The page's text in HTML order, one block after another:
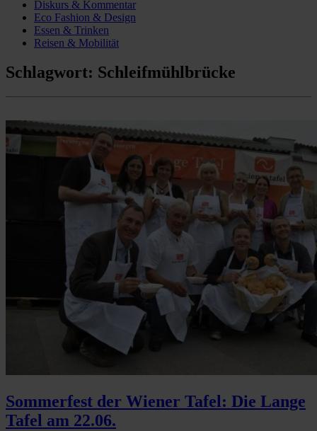
Diskurs & Kommentar
Eco Fashion & Design
Essen & Trinken
Reisen & Mobilität
Schlagwort: Schleifmühlbrücke
Sommerfest der Wiener Tafel: Die Lange
Tafel am 22.06.